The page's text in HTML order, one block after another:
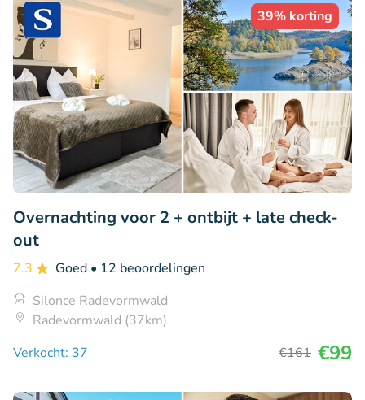
39% korting
Overnachting voor 2 + ontbijt + late check-
out
7.3 Goed • 12 beoordelingen
Silonce Radevormwald
Radevormwald (37km)
Verkocht: 37
€161 €99